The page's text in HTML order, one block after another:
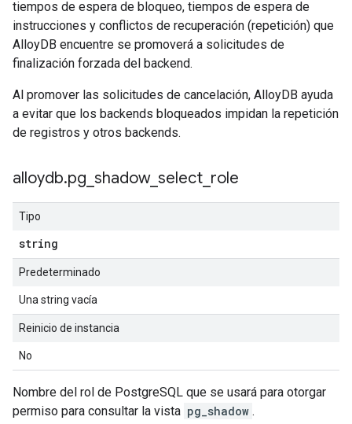
tiempos de espera de bloqueo, tiempos de espera de
instrucciones y conflictos de recuperación (repetición) que
AlloyDB encuentre se promoverá a solicitudes de
finalización forzada del backend.
Al promover las solicitudes de cancelación, AlloyDB ayuda
a evitar que los backends bloqueados impidan la repetición
de registros y otros backends.
alloydb.pg shadow_ select role
Tipo
string
Predeterminado
Una string vacía
Reinicio de instancia
No
Nombre del rol de PostgreSQL que se usará para otorgar
permiso para consultar la vista pg_shadow .